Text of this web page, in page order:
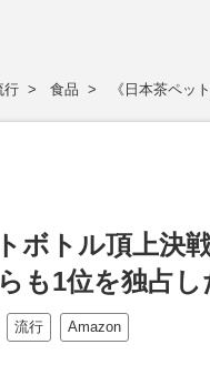
行 食品 《日本茶ペッ
ボトル頂上決
も1位を独占
流行 Amazon